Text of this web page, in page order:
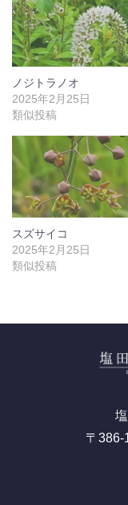
ノジトラノオ
2025年2月25日
類似投稿
スズサイコ
2025年2月25日
類似投稿
〒386-